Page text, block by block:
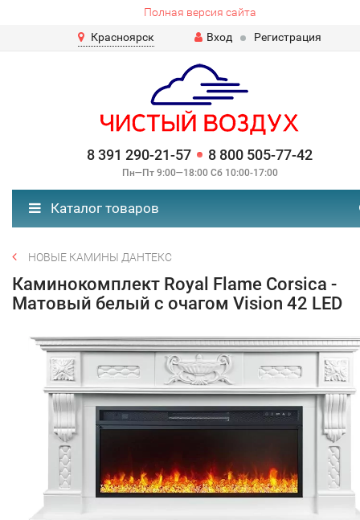
Полная версия сайта
Красноярск
Вход Регистрация
8 391 290-21-57 8 800 505-77-42
Пн—Пт 9:00—18:00 Сб 10:00-17:00
Каталог товаров
НОВЫЕ КАМИНЫ ДАНТЕКС
Каминокомплект Royal Flame Corsica -
Матовый белый с очагом Vision 42 LED